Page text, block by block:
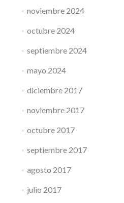
noviembre 2024
octubre 2024
septiembre 2024
mayo 2024
diciembre 2017
noviembre 2017
octubre 2017
septiembre 2017
agosto 2017
julio 2017